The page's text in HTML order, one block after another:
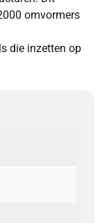
omvormers
die inzetten op